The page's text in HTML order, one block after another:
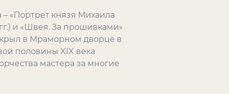
«Портрет князя Михаила
и «Швея. За прошивками»
в Мраморном дворце в
половины XIX века
мастера за многие